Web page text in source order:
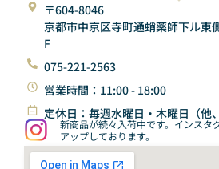
〒604-8046
京都市中京区寺町通蛸薬師下ル東
F
075-221-2563
営業時間：11:00 - 18:00
定休日：毎週水曜日・木曜日（他
新商品が続々入荷中です。インスタ
アップしております。